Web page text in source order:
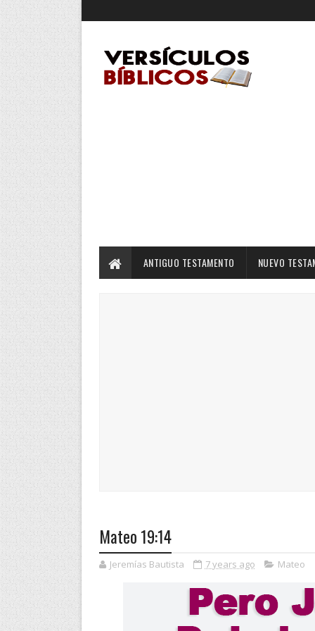
ANTIGUO TESTAMENTO NUEVO
Mateo 19:14
Jeremías Bautista 7 years ago Mateo